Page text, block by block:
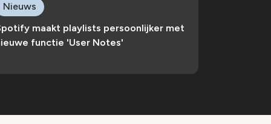
maakt playlists persoonlijker met
functie 'User Notes'
Nieuws